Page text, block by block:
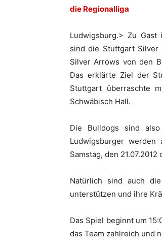
die Regionalliga
Ludwigsburg.> Zu Gast
sind die Stuttgart
Silver Arrows von den
Das erklärte Ziel der
Stuttgart überraschte
Schwäbisch Hall.
Die Bulldogs sind
Ludwigsburger
Samstag, den
Natürlich sind auch
unterstützen und ihre
Das Spiel beginnt um
das Team zahlreich und